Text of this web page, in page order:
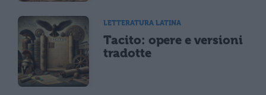
LETTERATURA LATINA
Tacito: opere e versioni
tradotte